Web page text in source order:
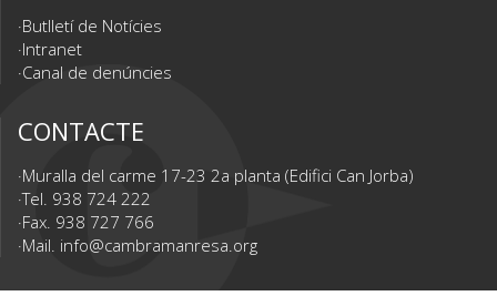
Butlletí de Notícies
Intranet
Canal de denúncies
CONTACTE
Muralla del carme 17-23 2a planta (Edifici Can Jorba)
Tel. 938 724 222
Fax. 938 727 766
Mail. info@cambramanresa.org